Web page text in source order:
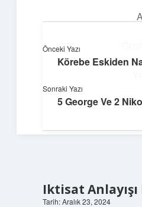
Pratik
Hayatını
Iktisat
Tarih: Aralık 23, 2024
Önceki Yazı
Körebe Eskiden
Sonraki Yazı
5 George Ve 2